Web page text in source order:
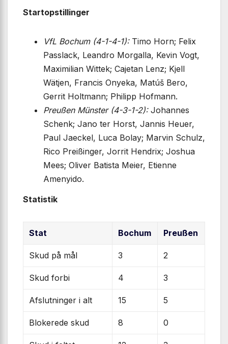
Startopstillinger
VfL Bochum (4-1-4-1):Timo Horn; Felix
Passlack, Leandro Morgalla, Kevin Vogt,
Maximilian Wittek; Cajetan Lenz; Kjell
Wätjen, Francis Onyeka, Matúš Bero,
Gerrit Holtmann; Philipp Hofmann.
Preußen Münster (4-3-1-2):Johannes
Schenk; Jano ter Horst, Jannis Heuer,
Paul Jaeckel, Luca Bolay; Marvin Schulz,
Rico Preißinger, Jorrit Hendrix; Joshua
Mees; Oliver Batista Meier, Etienne
Amenyido.
Statistik
Stat Bochum Preußen
Skud på mål 3 2
Skud forbi 4 3
Afslutninger i alt 15 5
Blokerede skud 8 0